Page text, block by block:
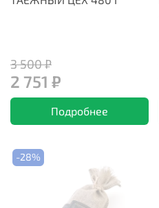
3 500 ₽
2 751 ₽
Подробнее
-28%